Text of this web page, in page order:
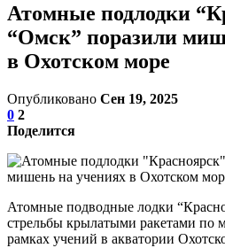
Атомные подлодки
“Омск” поразили
в Охотском море
Опубликовано Сен 19, 2025
0 2
Поделится
Атомные подводные лодки
стрельбы крылатыми ракетами по
рамках учений в акватории